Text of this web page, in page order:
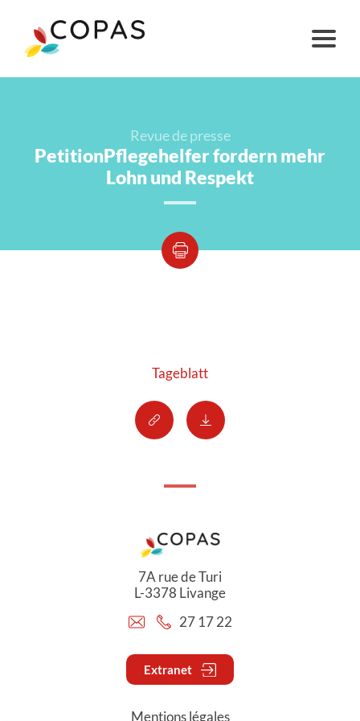
Revue de presse
PetitionPflegehelfer fordern mehr
Lohn und Respekt
Tageblatt
7A rue de Turi
L-3378 Livange
27 17 22
Extranet
Mentions légales